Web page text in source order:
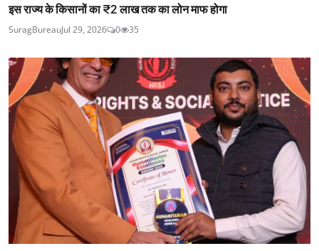
इस राज्य के किसानों का ₹2 लाख तक का लोन माफ होगा
SuragBureauJul 29, 2026 0 35